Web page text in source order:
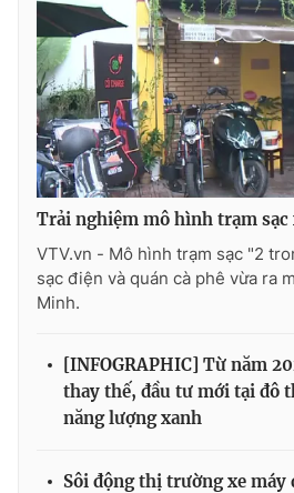
Trải nghiệm mô hình trạm
VTV.vn - Mô hình trạm sạc "2
sạc điện và quán cà phê vừa ra
Minh.
[INFOGRAPHIC] Từ năm
thay thế, đầu tư mới tại đô
năng lượng xanh
Sôi động thị trường xe máy